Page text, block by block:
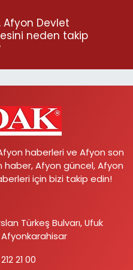
Afyon Devlet
neden takip
haberleri ve Afyon son
haber, Afyon güncel, Afyon
için bizi takip edin!
Türkeş Bulvarı, Ufuk
21 00